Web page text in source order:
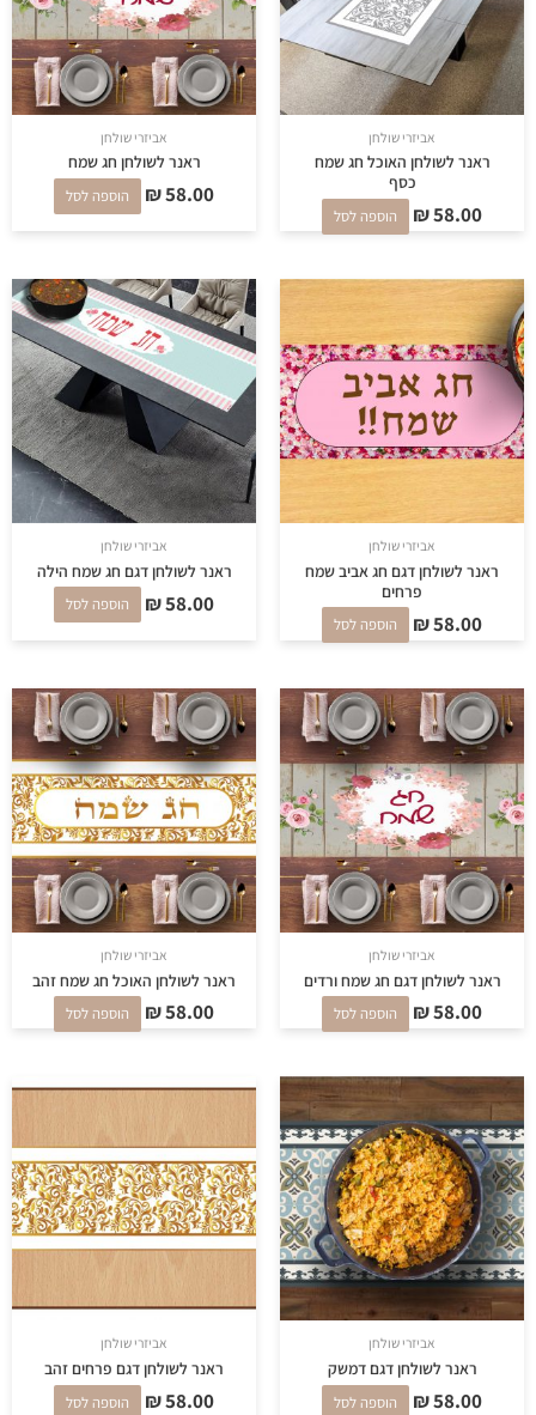
אביזרי שולחן
ראנר לשולחן האוכל חג שמח
כסף
₪58.00 הוספה לסל
אביזרי שולחן
ראנר לשולחן חג שמח
₪58.00 הוספה לסל
אביזרי שולחן
ראנר לשולחן דגם חג אביב שמח
פרחים
₪58.00 הוספה לסל
אביזרי שולחן
ראנר לשולחן דגם חג שמח הילה
₪58.00 הוספה לסל
אביזרי שולחן
ראנר לשולחן דגם חג שמח ורדים
₪58.00 הוספה לסל
אביזרי שולחן
ראנר לשולחן האוכל חג שמח זהב
₪58.00 הוספה לסל
אביזרי שולחן
ראנר לשולחן דגם דמשק
₪58.00 הוספה לסל
אביזרי שולחן
ראנר לשולחן דגם פרחים זהב
₪58.00 הוספה לסל